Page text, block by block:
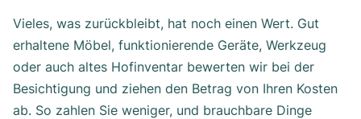
Vieles, was zurückbleibt, hat noch einen Wert. Gut
erhaltene Möbel, funktionierende Geräte, Werkzeug
oder auch altes Hofinventar bewerten wir bei der
Besichtigung und ziehen den Betrag von Ihren Kosten
ab. So zahlen Sie weniger, und brauchbare Dinge